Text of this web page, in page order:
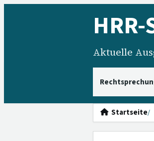
HRR-
Aktuelle
Startseite